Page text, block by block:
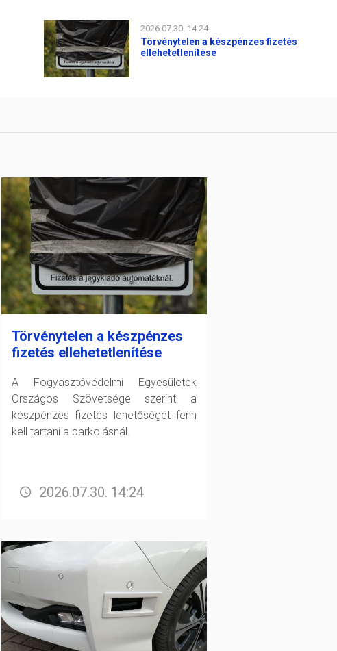
2026.07.30. 14:24
Törvénytelen a készpénzes fizetés
ellehetetlenítése
Törvénytelen a készpénzes
fizetés ellehetetlenítése
A Fogyasztóvédelmi Egyesületek
Országos Szövetsége szerint a
készpénzes fizetés lehetőségét fenn
kell tartani a parkolásnál.
2026.07.30. 14:24